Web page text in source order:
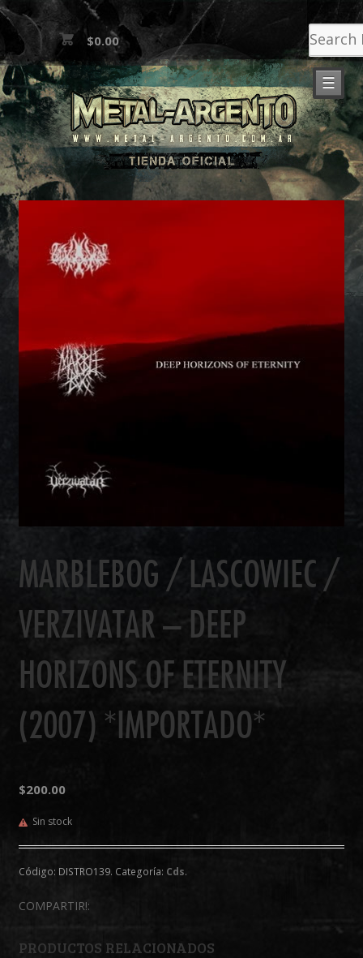
$0.00
☰
MARBLEBOG / LASCOWIEC /
VERZIVATAR – DEEP
HORIZONS OF ETERNITY
(2007) *IMPORTADO*
$200.00
Sin stock
Código: DISTRO139. Categoría: Cds.
COMPARTIR!:
PRODUCTOS RELACIONADOS